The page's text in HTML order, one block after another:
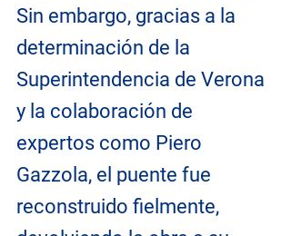
Sin embargo, gracias a la
determinación de la
Superintendencia de Verona
y la colaboración de
expertos como Piero
Gazzola, el puente fue
reconstruido fielmente,